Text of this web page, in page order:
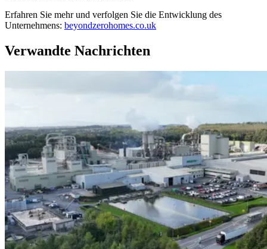
Erfahren Sie mehr und verfolgen Sie die Entwicklung des
Unternehmens: beyondzerohomes.co.uk
Verwandte Nachrichten